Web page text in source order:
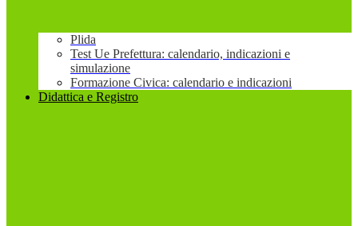
Plida
Test Ue Prefettura: calendario, indicazioni e
simulazione
Formazione Civica: calendario e indicazioni
Didattica e Registro